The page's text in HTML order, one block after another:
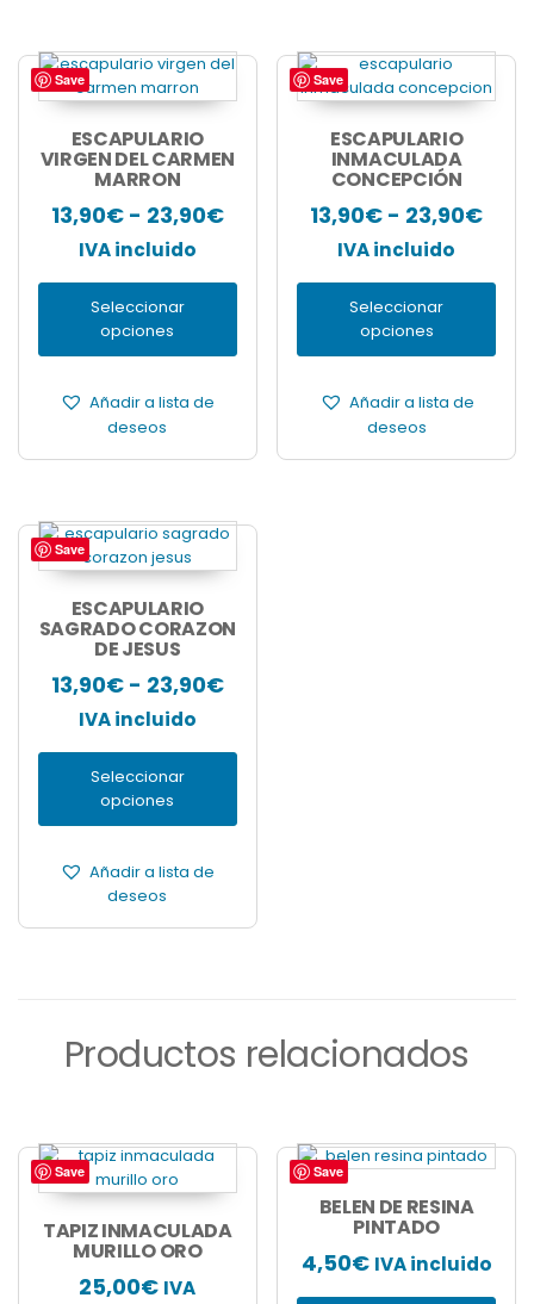
Save
ESCAPULARIO
VIRGEN DEL CARMEN
MARRON
13,90€ - 23,90€Rango
precios:
13,90€
IVA incluido
Seleccionar
opciones
Este
producto
tiene
múltiples
variantes.
Las
opciones
la
Añadir a lista de
deseos
Save
ESCAPULARIO
INMACULADA
CONCEPCIÓN
13,90€ - 23,90€
IVA incluido
Seleccionar
opciones
Este
producto
tiene
múltiples
variantes.
Las
opciones
la
Añadir a lista de
deseos
Save
ESCAPULARIO
SAGRADO CORAZON
DE JESUS
13,90€ - 23,90€Rango
precios:
13,90€
IVA incluido
Seleccionar
opciones
Este
producto
tiene
múltiples
variantes.
Las
opciones
Añadir a lista de
deseos
Productos relacionados
Save
TAPIZ INMACULADA
MURILLO ORO
25,00€ IVA
Save
BELEN DE RESINA
PINTADO
4,50€ IVA incluido